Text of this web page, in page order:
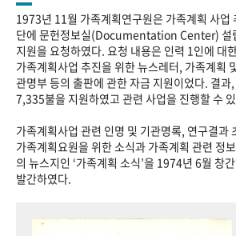
1973년 11월 가족계획연구원은 가족계획 사업
단에 문헌정보실(Documentation Center) 설
지원을 요청하였다. 요청 내용은 인력 1인에 대
가족계획사업 추진을 위한 뉴스레터, 가족계획
관명부 등의 출판에 관한 자금 지원이었다. 결
7,335불을 지원하였고 관련 사업을 진행할 수
가족계획사업 관련 인명 및 기관명록, 연구결과
가족계획요원을 위한 소식과 가족계획 관련 정
의 뉴스지인 ‘가족계획 소식’을 1974년 6월 창
발간하였다.